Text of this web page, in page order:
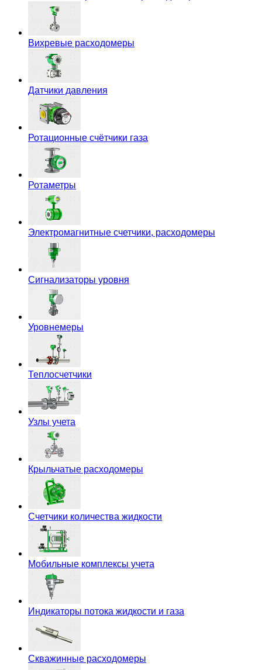
Вихревые расходомеры
Датчики давления
Ротационные счётчики газа
Ротаметры
Электромагнитные счетчики, расходомеры
Сигнализаторы уровня
Уровнемеры
Теплосчетчики
Узлы учета
Крыльчатые расходомеры
Счетчики количества жидкости
Мобильные комплексы учета
Индикаторы потока жидкости и газа
Скважинные расходомеры